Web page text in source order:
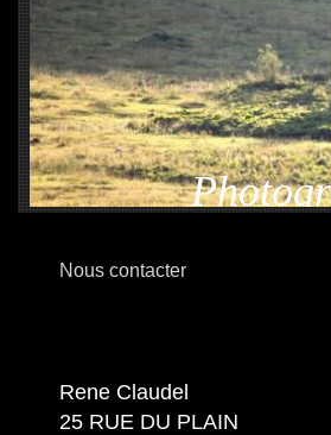
Nous contacter
Rene Claudel
25 RUE DU PLAIN